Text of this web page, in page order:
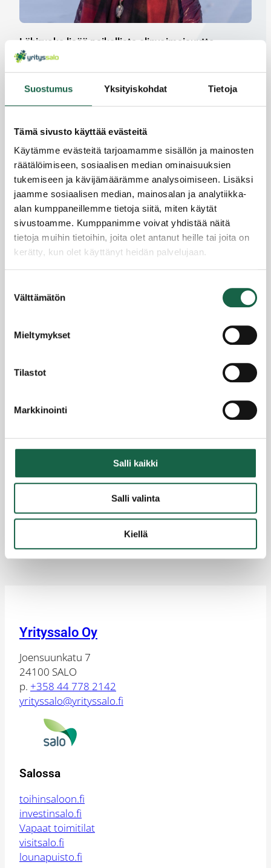
Suostumus Yksityiskohdat Tietoja
Tämä sivusto käyttää evästeitä
Käytämme evästeitä tarjoamamme sisällön ja mainosten
räätälöimiseen, sosiaalisen median ominaisuuksien
tukemiseen ja kävijämäärämme analysoimiseen. Lisäksi
jaamme sosiaalisen median, mainosalan ja analytiikka-
alan kumppaneillemme tietoja siitä, miten käytät
sivustoamme. Kumppanimme voivat yhdistää näitä
tietoja muihin tietoihin, joita olet antanut heille tai joita on
kerätty, kun olet käyttänyt heidän palvelujaan.
Evästeet >
valinta
Välttämätön
Mieltymykset
Tilastot
Markkinointi
Salli kaikki
Salli valinta
Kiellä
Lähiruoka lisää paikallista elinvoimaisuutta
2.2.2022
Alumiiniosaaja GreenLab Finland vahvistaa
brändiään tarjoamalla tuotteitaan laajalti
teollisuuden tarpeisiin
Salon polku läpi Suomen teollisen historian
Yrityssalo Oy
Joensuunkatu 7
24100 SALO
p. +358 44 778 2142
yrityssalo@yrityssalo.fi
Salossa
toihinsaloon.fi
investinsalo.fi
Vapaat toimitilat
visitsalo.fi
lounapuisto.fi